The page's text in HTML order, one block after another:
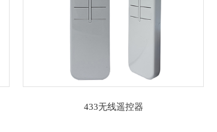
433无线遥控器